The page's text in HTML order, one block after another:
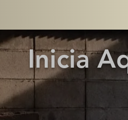
Inicia
parte de Bogotá
, para
que
Bureo Dance Studio